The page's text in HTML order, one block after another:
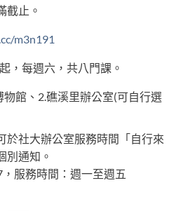
截止。
m3n191
，每週六，共八門課。
物館、2.礁溪里辦公室(可自行選
於社大辦公室服務時間「自行來
別通知。
服務時間：週一至週五